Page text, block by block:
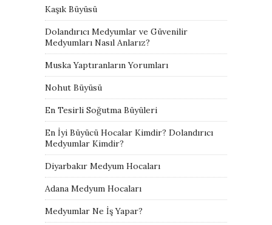
Kaşık Büyüsü
Dolandırıcı Medyumlar ve Güvenilir
Medyumları Nasıl Anlarız?
Muska Yaptıranların Yorumları
Nohut Büyüsü
En Tesirli Soğutma Büyüleri
En İyi Büyücü Hocalar Kimdir? Dolandırıcı
Medyumlar Kimdir?
Diyarbakır Medyum Hocaları
Adana Medyum Hocaları
Medyumlar Ne İş Yapar?